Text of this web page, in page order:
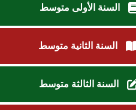
السنة الأولى متوسط
السنة الثانية متوسط
السنة الثالثة متوسط